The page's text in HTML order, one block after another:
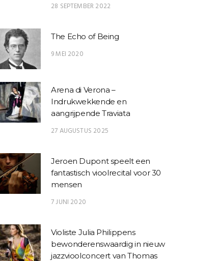
28 SEPTEMBER 2022
The Echo of Being
9 MEI 2020
Arena di Verona –
Indrukwekkende en
aangrijpende Traviata
27 AUGUSTUS 2025
Jeroen Dupont speelt een
fantastisch vioolrecital voor 30
mensen
7 JUNI 2020
Violiste Julia Philippens
bewonderenswaardig in nieuw
jazzvioolconcert van Thomas